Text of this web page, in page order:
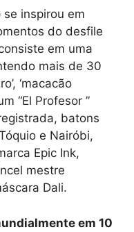
se inspirou em
do desfile
em uma
mais de 30
‘macacão
“El Profesor ”
batons
e Nairóbi,
Epic Ink,
mestre
Dali.
em 10